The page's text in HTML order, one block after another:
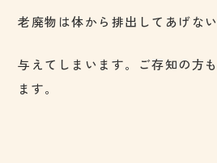
老廃物は体から排出してあげな
与えてしまいます。ご存知の方
ます。